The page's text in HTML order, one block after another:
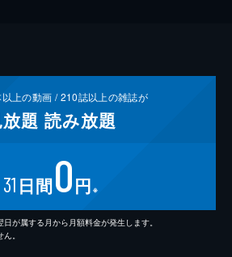
以上の動画 /210誌以上の雑誌が
放題 読み放題
31 日間0円 ※
が属する月から月額料金が発生します。
。